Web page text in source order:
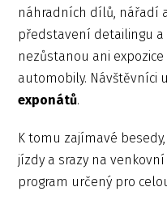
náhradních dílů, nářadí
představení detailingu a
nezůstanou ani
automobily. Návštěvníci
exponátů.
K tomu zajímavé
jízdy a srazy na
program určený pro